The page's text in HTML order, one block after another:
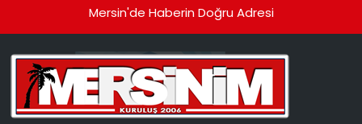
Mersin'de Haberin Doğru Adresi